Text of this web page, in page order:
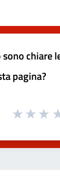
sono chiare
pagina?